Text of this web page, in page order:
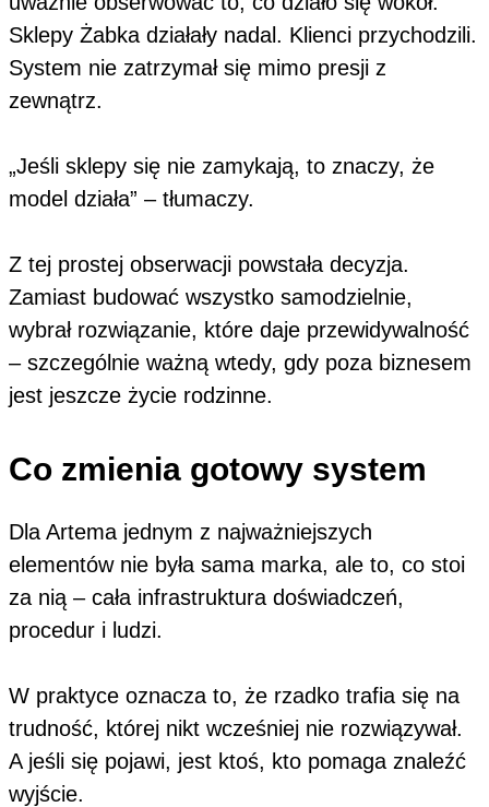
Sklepy Żabka działały nadal. Klienci przychodzili.
System nie zatrzymał się mimo presji z
zewnątrz.
„Jeśli sklepy się nie zamykają, to znaczy, że
model działa” – tłumaczy.
Z tej prostej obserwacji powstała decyzja.
Zamiast budować wszystko samodzielnie,
wybrał rozwiązanie, które daje przewidywalność
– szczególnie ważną wtedy, gdy poza biznesem
jest jeszcze życie rodzinne.
Co zmienia gotowy system
Dla Artema jednym z najważniejszych
elementów nie była sama marka, ale to, co stoi
za nią – cała infrastruktura doświadczeń,
procedur i ludzi.
W praktyce oznacza to, że rzadko trafia się na
trudność, której nikt wcześniej nie rozwiązywał.
A jeśli się pojawi, jest ktoś, kto pomaga znaleźć
wyjście.